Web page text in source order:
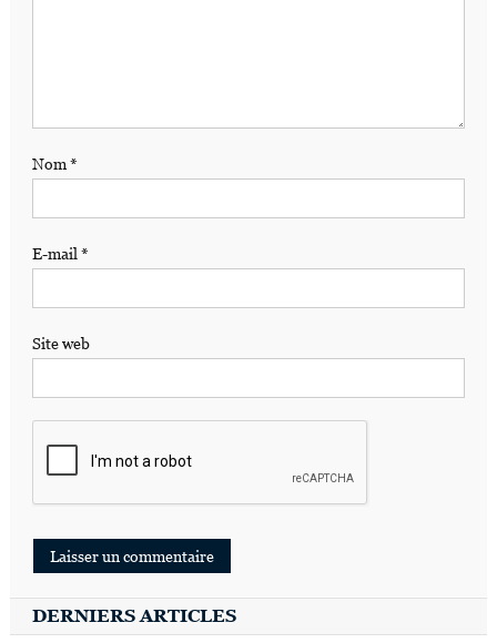
Nom*
E-mail*
Site web
DERNIERS ARTICLES